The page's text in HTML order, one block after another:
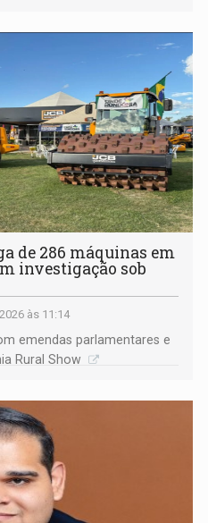
ABAV faz evento em
de 286 máquinas em
investigação sob
às 11:14
emendas parlamentares e
Rural Show